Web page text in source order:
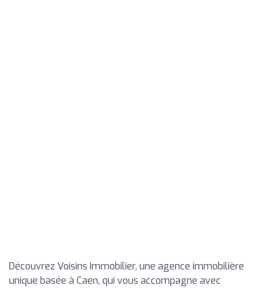
Découvrez Voisins Immobilier, une agence immobilière
unique basée à Caen, qui vous accompagne avec